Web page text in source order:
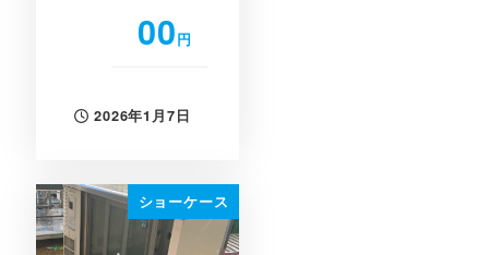
00円
投稿日
2026年1月7日
ショーケース